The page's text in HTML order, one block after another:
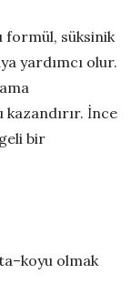
formül, süksinik
yardımcı olur.
İnce
bir
olmak